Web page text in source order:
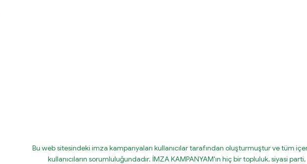
Bu web sitesindeki imza kampanyaları kullanıcılar tarafından oluşturmuştur ve tüm
kullanıcıların sorumluluğundadır. İMZA KAMPANYAM'ın hiç bir topluluk, siyasi parti,